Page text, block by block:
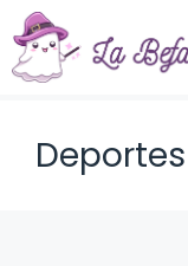
Saltar
al
contenido
Deportes